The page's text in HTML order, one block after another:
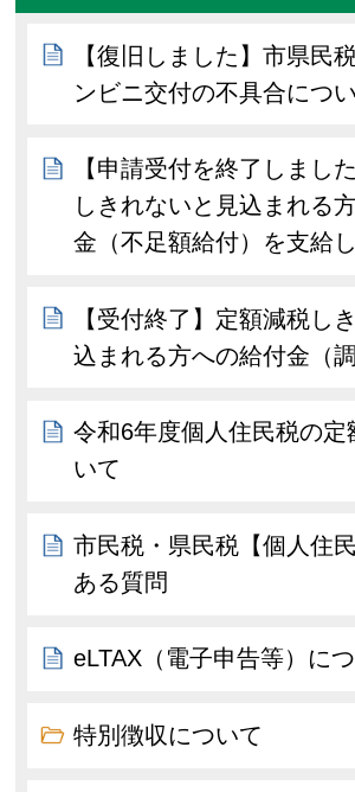
【復旧しました】市県民
ンビニ交付の不具合につ
【申請受付を終了しまし
しきれないと見込まれる
金（不足額給付）を支給
【受付終了】定額減税し
込まれる方への給付金（調
令和6年度個人住民税の定
いて
市民税・県民税【個人住
ある質問
eLTAX（電子申告等）に
特別徴収について